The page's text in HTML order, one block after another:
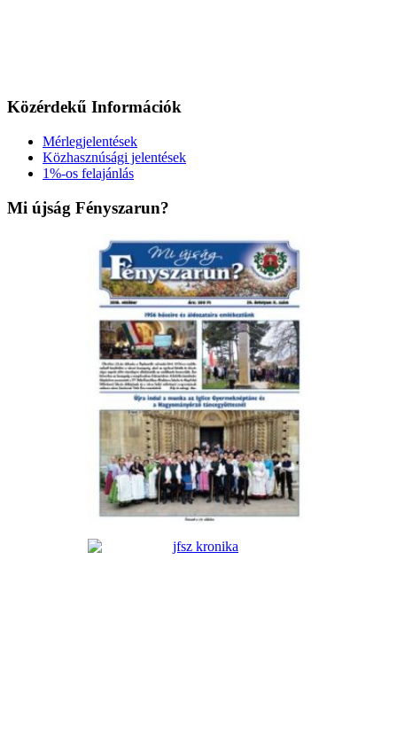
Közérdekű Információk
Mérlegjelentések
Közhasznúsági jelentések
1%-os felajánlás
Mi újság Fényszarun?